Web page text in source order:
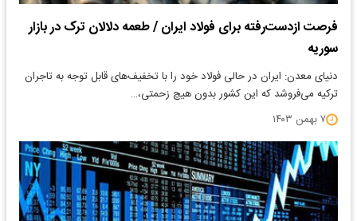
فرصت ازدست‌رفته برای فولاد ایران / طعمه دلالان ترک در بازار
سوریه
دنیای معدن: ایران در حالی فولاد خود را با تخفیف‌های قابل توجه به تاجران
ترکیه می‌فروشد که این کشور بدون هیچ زحمتی،…
۷ بهمن ۱۴۰۳